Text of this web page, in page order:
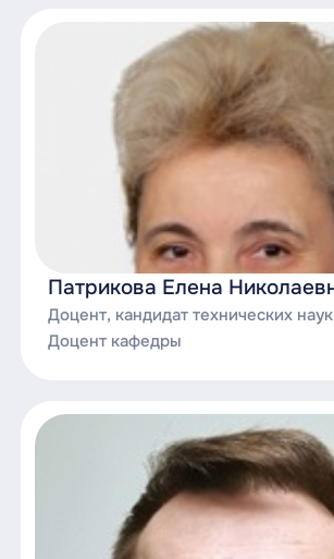
Патрикова Елена
Доцент, кандидат технических наук
Доцент кафедры